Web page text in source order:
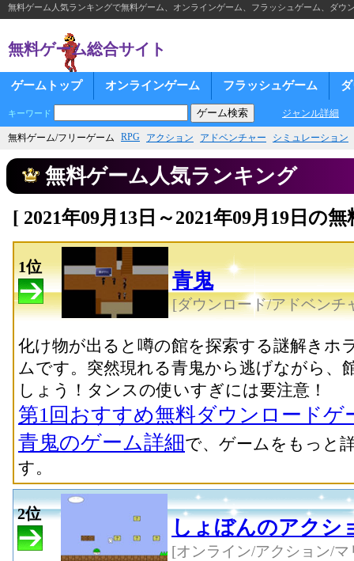
無料ゲーム人気ランキングで無料ゲーム、オンラインゲーム、フラッシュゲーム、ダウ
無料ゲーム総合サイト
ゲームトップ オンラインゲーム フラッシュゲーム
キーワード ジャンル詳細
無料ゲーム/フリーゲーム RPG アクション アドベンチャー シミュレーション
無料ゲーム人気ランキング
[ 2021年09月13日～2021年09月19日の
1位
青鬼
[ダウンロード/アドベンチ
化け物が出ると噂の館を探索する謎解きホ
ムです。突然現れる青鬼から逃げながら、
しょう！タンスの使いすぎには要注意！
第1回おすすめ無料ダウンロードゲ
青鬼のゲーム詳細で、ゲームをもっと
す。
2位
しょぼんのアクシ
[オンライン/アクション/マ